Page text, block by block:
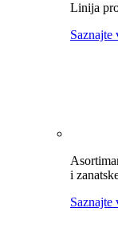
Linija
Saznajte
i
Saznajte